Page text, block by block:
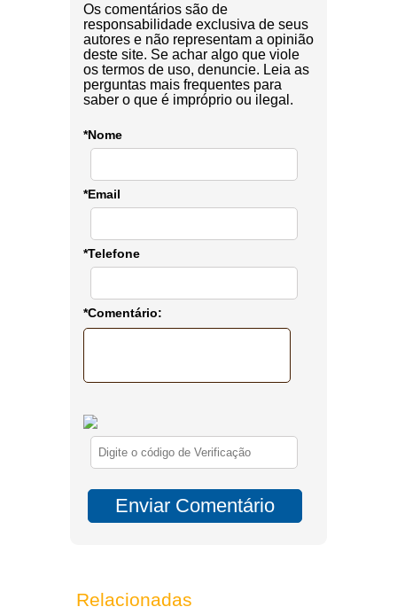
Os comentários são de
responsabilidade exclusiva de seus
autores e não representam a opinião
deste site. Se achar algo que viole
os termos de uso, denuncie. Leia as
perguntas mais frequentes para
saber o que é impróprio ou ilegal.
*Nome
*Email
*Telefone
*Comentário:
Relacionadas